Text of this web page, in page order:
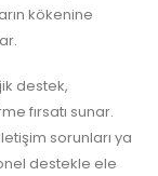
kökenine
destek,
fırsatı sunar.
sorunları ya
destekle ele